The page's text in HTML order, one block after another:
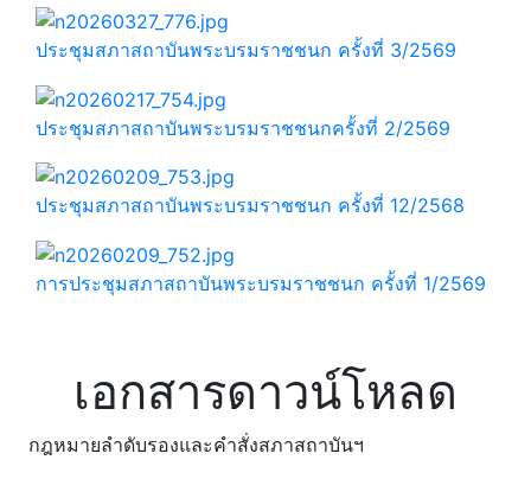
ประชุมสภาสถาบันพระบรมราชชนก ครั้งที่ 3/2569
ประชุมสภาสถาบันพระบรมราชชนกครั้งที่ 2/2569
ประชุมสภาสถาบันพระบรมราชชนก ครั้งที่ 12/2568
การประชุมสภาสถาบันพระบรมราชชนก ครั้งที่ 1/2569
เอกสารดาวน์โหลด
กฎหมายลำดับรองและคำสั่งสภาสถาบันฯ